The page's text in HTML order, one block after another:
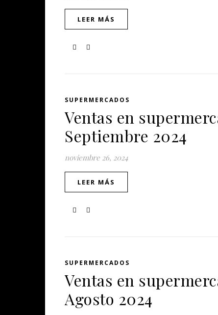
LEER MÁS
SUPERMERCADOS
Ventas en
Septiembre 2024
noviembre 26, 2024
LEER MÁS
SUPERMERCADOS
Ventas en
Agosto 2024